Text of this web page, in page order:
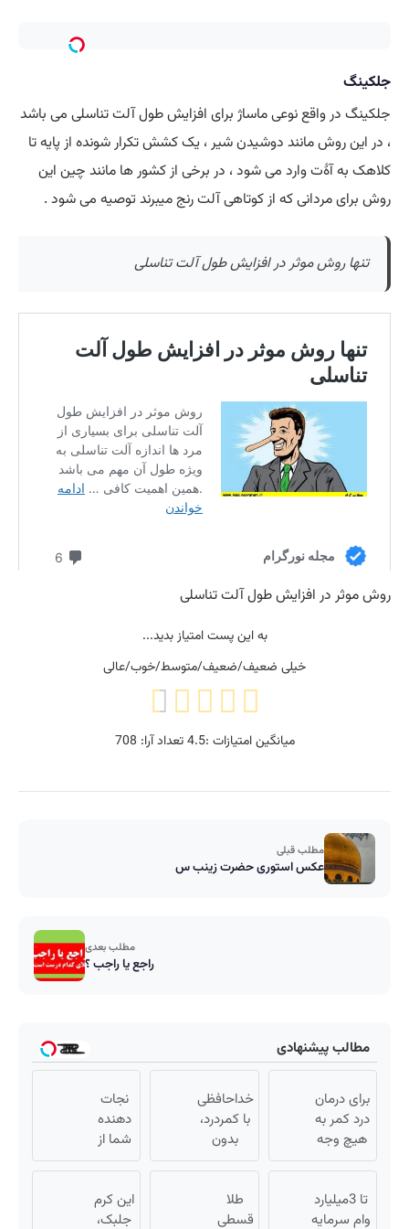
جلکینگ
جلکینگ در واقع نوعی ماساژ برای افزایش طول آلت تناسلی می باشد
، در این روش مانند دوشیدن شیر ، یک کشش تکرار شونده از پایه تا
کلاهک به آۀت وارد می شود ، در برخی از کشور ها مانند چین این
روش برای مردانی که از کوتاهی آلت رنج میبرند توصیه می شود .
تنها روش موثر در افزایش طول آلت تناسلی
روش موثر در افزایش طول آلت تناسلی
به این پست امتیاز بدید...
خیلی ضعیف/ضعیف/متوسط/خوب/عالی
میانگین امتیازات :4.5تعداد آرا: 708
مطلب قبلی
عکس استوری حضرت زینب س
مطلب بعدی
راجع یا راجب ؟
مطالب پیشنهادی
برای درمان
درد کمر به
هیچ وجه
جراحی
پرسش‌نامه
رو پر کن ▶
خداحافظی
با کمردرد،
بدون
قرص و
نجات
دهنده
شما از
پیری!
جوانساز
جلبک50%تخفیف
تا 3میلیارد
وام سرمایه
طلا
قسطی
این کرم
جلبک،